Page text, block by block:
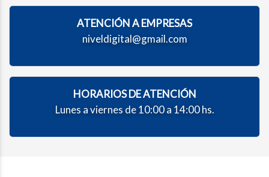
ATENCIÓN A EMPRESAS
niveldigital@gmail.com
HORARIOS DE ATENCIÓN
Lunes a viernes de 10:00 a 14:00 hs.